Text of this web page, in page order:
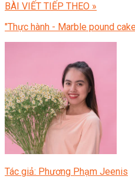
BÀI VIẾT TIẾP THEO »
"Thực hành - Marble pound
Tác giả: Phương Phạm Jeenis